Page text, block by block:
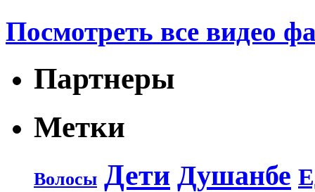
Посмотреть все видео
Партнеры
Метки
Волосы Дети Душанбе